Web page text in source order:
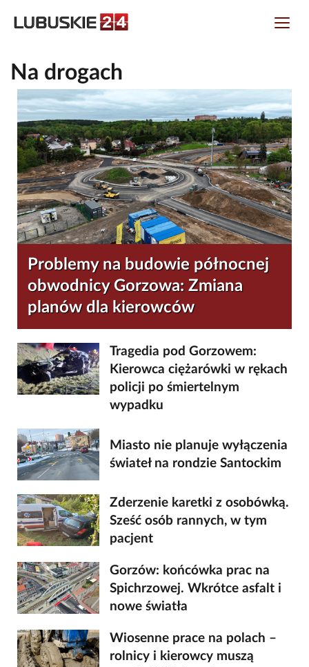
Na drogach
Problemy na budowie północnej
obwodnicy Gorzowa: Zmiana
planów dla kierowców
Tragedia pod Gorzowem:
Kierowca ciężarówki w rękach
policji po śmiertelnym
wypadku
Miasto nie planuje wyłączenia
świateł na rondzie Santockim
Zderzenie karetki z osobówką.
Sześć osób rannych, w tym
pacjent
Gorzów: końcówka prac na
Spichrzowej. Wkrótce asfalt i
nowe światła
Wiosenne prace na polach –
rolnicy i kierowcy muszą